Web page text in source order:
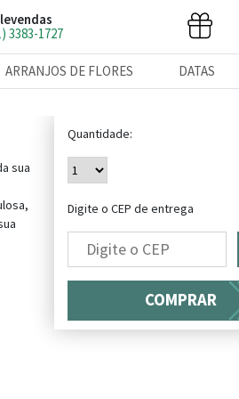
3383-1727
ARRANJOS DE FLORES DATAS
sua
Quantidade:
Digite o CEP de entrega
COMPRAR